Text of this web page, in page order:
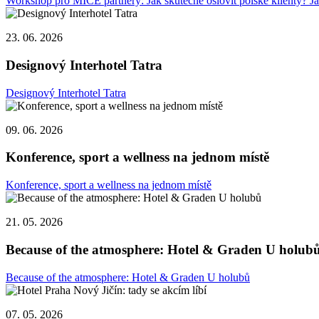
23. 06. 2026
Designový Interhotel Tatra
Designový Interhotel Tatra
09. 06. 2026
Konference, sport a wellness na jednom místě
Konference, sport a wellness na jednom místě
21. 05. 2026
Because of the atmosphere: Hotel & Graden U
Because of the atmosphere: Hotel & Graden U holubů
07. 05. 2026